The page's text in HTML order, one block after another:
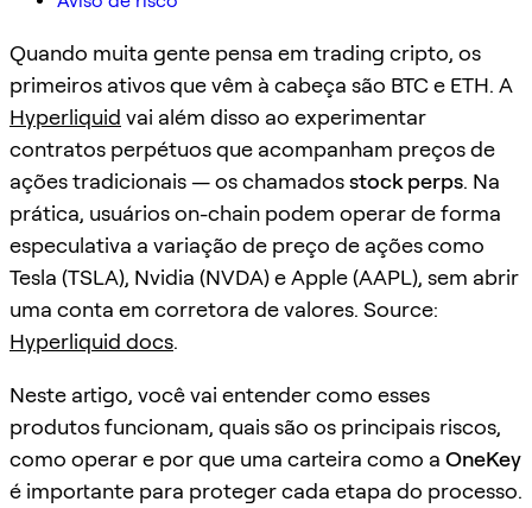
Quando muita gente pensa em trading cripto, os
primeiros ativos que vêm à cabeça são BTC e ETH. A
Hyperliquid vai além disso ao experimentar
contratos perpétuos que acompanham preços de
ações tradicionais — os chamadosstock perps. Na
prática, usuários on-chain podem operar de forma
especulativa a variação de preço de ações como
Tesla (TSLA), Nvidia (NVDA) e Apple (AAPL), sem abrir
uma conta em corretora de valores. Source:
Hyperliquid docs.
Neste artigo, você vai entender como esses
produtos funcionam, quais são os principais riscos,
como operar e por que uma carteira como a OneKey
é importante para proteger cada etapa do processo.